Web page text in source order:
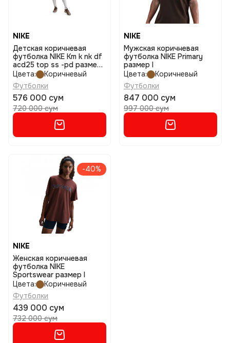
NIKE
Детская коричневая
футболка NIKE Km k nk df
acd25 top ss -pd размер
xs
Цвета:
Коричневый
Футболки
576 000 сум
720 000 сум
NIKE
Мужская коричневая
футболка NIKE Primary
размер l
Цвета:
Коричневый
Футболки
847 000 сум
997 000 сум
-40%
NIKE
Женская коричневая
футболка NIKE
Sportswear размер l
Цвета:
Коричневый
Футболки
439 000 сум
732 000 сум